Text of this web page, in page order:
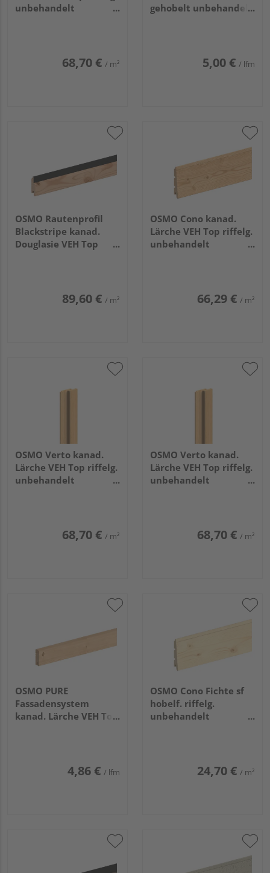
unbehandelt
68,70 € / m²
gehobelt unbehandelt
5,00 € / lfm
OSMO Rautenprofil
Blackstripe kanad.
Douglasie VEH Top
89,60 € / m²
OSMO Cono kanad.
Lärche VEH Top riffelg.
unbehandelt
66,29 € / m²
OSMO Verto kanad.
Lärche VEH Top riffelg.
unbehandelt
68,70 € / m²
OSMO Verto kanad.
Lärche VEH Top riffelg.
unbehandelt
68,70 € / m²
OSMO PURE
Fassadensystem
kanad. Lärche VEH Top
4,86 € / lfm
OSMO Cono Fichte sf
hobelf. riffelg.
unbehandelt
24,70 € / m²